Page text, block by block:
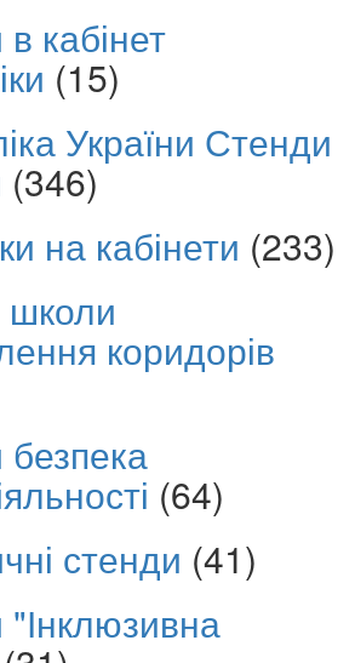
кабінет
(15)
України Стенди
(346)
на кабінети (233)
школи
коридорів
(64)
стенди (41)